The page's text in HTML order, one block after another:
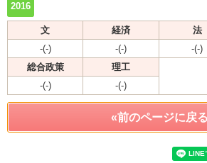
2016
文 経済 法
-(-)
-(-) -(-)
総合政策
理工
-(-)
-(-)
«前のページに戻る